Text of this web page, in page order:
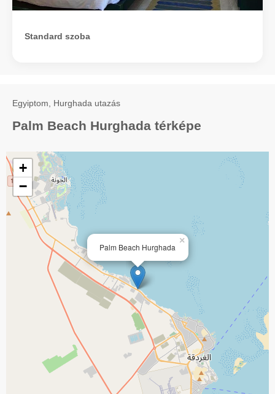
Standard szoba
Egyiptom, Hurghada utazás
Palm Beach Hurghada térképe
Palm Beach Hurghada
×
+
−